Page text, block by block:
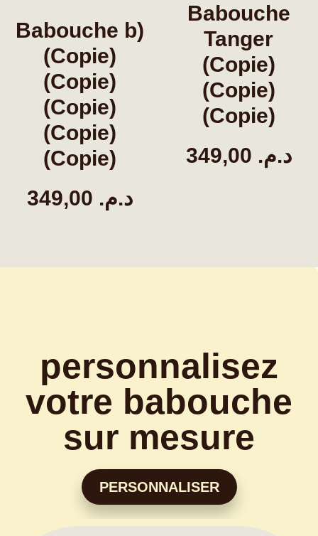
Babouche b)
(Copie)
(Copie)
(Copie)
(Copie)
(Copie)
د.م.
Babouche
Tanger
(Copie)
(Copie)
(Copie)
د.م.
personnalisez
votre babouche
sur mesure
PERSONNALISER